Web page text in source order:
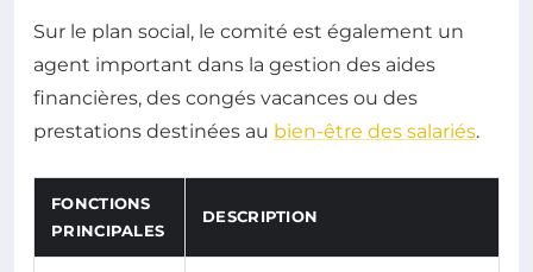
Sur le plan social, le comité est également un
agent important dans la gestion des aides
financières, des congés vacances ou des
prestations destinées au bien-être des salariés.
FONCTIONS
PRINCIPALES
DESCRIPTION